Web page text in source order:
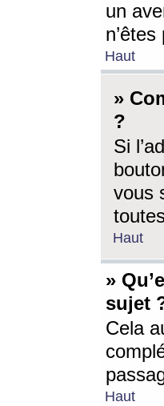
un
Haut
»
?
Si
vous
Haut
»
sujet
Cela
Haut